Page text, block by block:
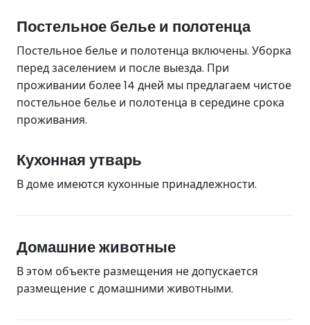
Постельное белье и полотенца
Постельное белье и полотенца включены. Уборка
перед заселением и после выезда. При
проживании более 14 дней мы предлагаем чистое
постельное белье и полотенца в середине срока
проживания.
Кухонная утварь
В доме имеются кухонные принадлежности.
Домашние животные
В этом объекте размещения не допускается
размещение с домашними животными.